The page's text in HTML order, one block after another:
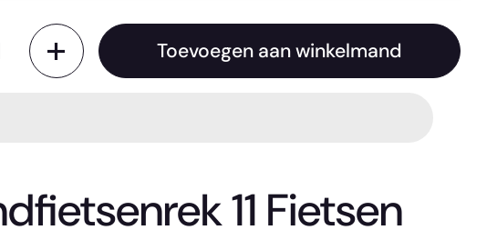
Toevoegen aan winkelmand
11 Fietsen